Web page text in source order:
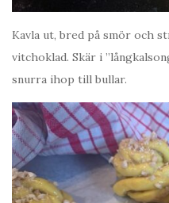
Kavla ut, bred på smör och
vitchoklad. Skär i
snurra ihop till bullar.